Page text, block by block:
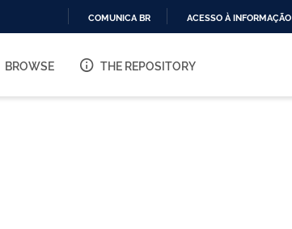
O
COMUNICA BR ACESSO À INFORMAÇÃO
BROWSE THE REPOSITORY